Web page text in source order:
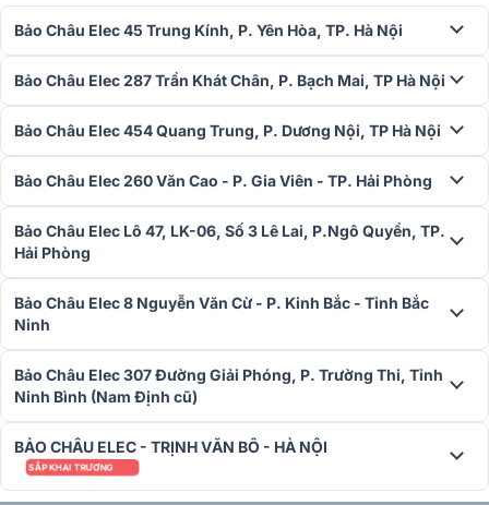
hát cần được thể hiện rõ ràng nhất. Điều này giúp các buổi hát
karaoke trở nên mượt mà và dễ dàng thể hiện những nốt cao, trung,
thấp mà không bị lạc mất chi tiết.
Công nghệ SonicGuard™
Bảo Châu Elec 45 Trung Kính, P. Yên Hòa, TP. Hà Nội
Bảo Châu Elec 287 Trần Khát Chân, P. Bạch Mai, TP Hà Nội
Bảo Châu Elec 454 Quang Trung, P. Dương Nội, TP Hà Nội
Bảo Châu Elec 260 Văn Cao - P. Gia Viên - TP. Hải Phòng
Bảo Châu Elec Lô 47, LK-06, Số 3 Lê Lai, P.Ngô Quyền, TP.
Hải Phòng
Bảo Châu Elec 8 Nguyễn Văn Cừ - P. Kinh Bắc - Tỉnh Bắc
Ninh
Bảo Châu Elec 307 Đường Giải Phóng, P. Trường Thi, Tỉnh
Ninh Bình (Nam Định cũ)
BẢO CHÂU ELEC - TRỊNH VĂN BÔ - HÀ NỘI
SẮP KHAI TRƯƠNG